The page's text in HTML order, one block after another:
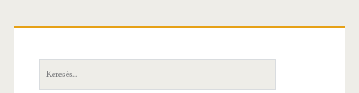
–
Ismeretfelújító
tanfolyam
Elsődleges
oldalsáv
Keresés: